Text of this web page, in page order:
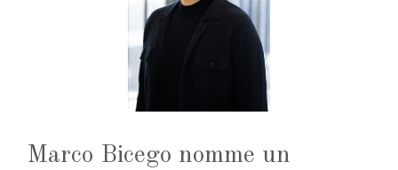
Marco Bicego nomme un